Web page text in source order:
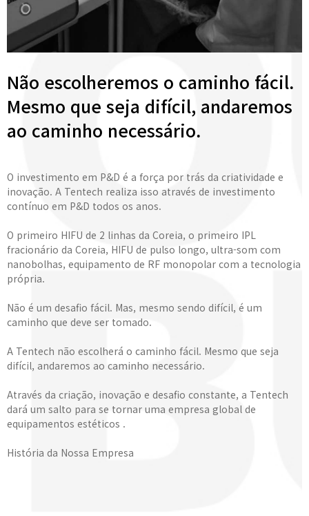
Não escolheremos o caminho fácil.
Mesmo que seja difícil, andaremos
ao caminho necessário.
O investimento em P&D é a força por trás da criatividade e
inovação. A Tentech realiza isso através de investimento
contínuo em P&D todos os anos.
O primeiro HIFU de 2 linhas da Coreia, o primeiro IPL
fracionário da Coreia, HIFU de pulso longo, ultra-som com
nanobolhas, equipamento de RF monopolar com a tecnologia
própria.
Não é um desafio fácil. Mas, mesmo sendo difícil, é um
caminho que deve ser tomado.
A Tentech não escolherá o caminho fácil. Mesmo que seja
difícil, andaremos ao caminho necessário.
Através da criação, inovação e desafio constante, a Tentech
dará um salto para se tornar uma empresa global de
equipamentos estéticos .
História da Nossa Empresa